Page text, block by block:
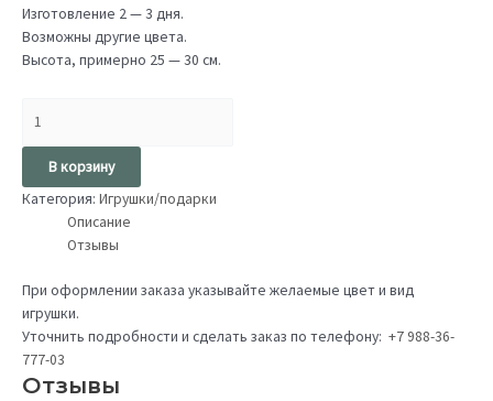
Изготовление 2 — 3 дня.
Возможны другие цвета.
Высота, примерно 25 — 30 см.
В корзину
Категория: Игрушки/подарки
Описание
Отзывы
При оформлении заказа указывайте желаемые цвет и вид
игрушки.
Уточнить подробности и сделать заказ по телефону: +7 988-36-
777-03
Отзывы